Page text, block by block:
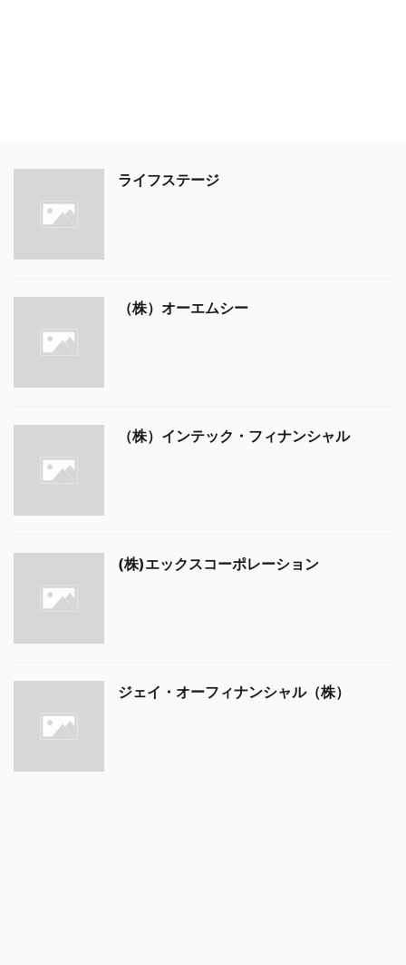
ライフステージ
（株）オーエムシー
（株）インテック・フィナンシャル
(株)エックスコーポレーション
ジェイ・オーフィナンシャル（株）